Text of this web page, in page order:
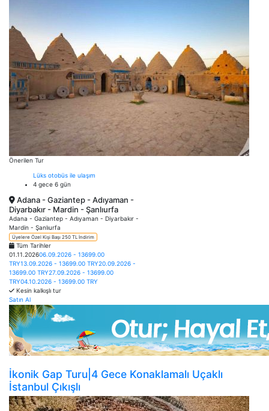
Önerilen Tur
Lüks otobüs ile ulaşım
4 gece 6 gün
Adana - Gaziantep - Adıyaman -
Diyarbakır - Mardin - Şanlıurfa
Adana - Gaziantep - Adıyaman - Diyarbakır -
Mardin - Şanlıurfa
Üyelere Özel Kişi Başı 250 TL İndirim
Tüm Tarihler
01.11.202606.09.2026 - 13699.00
TRY13.09.2026 - 13699.00 TRY20.09.2026 -
13699.00 TRY27.09.2026 - 13699.00
TRY04.10.2026 - 13699.00 TRY
Kesin kalkışlı tur
Satın Al
İkonik Gap Turu|4 Gece Konaklamalı Uçaklı
İstanbul Çıkışlı